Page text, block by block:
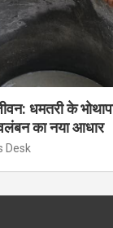
धमतरी के
का नया आधार
Desk